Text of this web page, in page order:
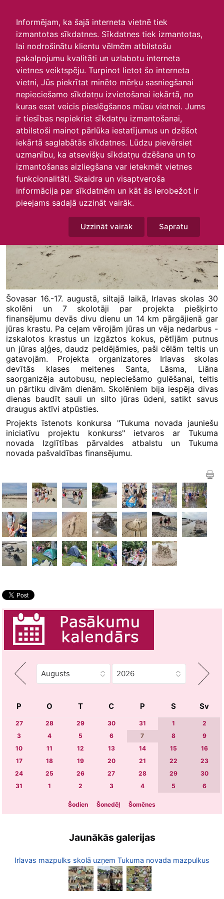
Informējam, ka šajā interneta vietnē tiek
izmantotas sīkdatnes. Sīkdatnes tiek izmantotas,
lai nodrošinātu klientu vēlmēm atbilstošu
pakalpojumu kvalitāti un uzlabotu interneta
vietnes veiktspēju. Turpinot lietot šo interneta
vietni, Jūs piekrītat minēto mērķu sasniegšanai
nepieciešamo sīkdatņu izvietošanai iekārtā, no
kuras esat veicis pieslēgšanos mūsu vietnei. Jums
ir tiesības nepiekrist sīkdatņu izmantošanai,
atbilstoši mainot pārlūka iestatījumus un dzēšot
iekārtā saglabātās sīkdatnes. Lūdzu pievērsiet
uzmanību, ka atsevišķu sīkdatņu dzēšana un to
izmantošanas aizliegšana var ietekmēt vietnes
funkcionalitāti. Skaidra un visaptveroša
informācija par sīkdatnēm un kāt ās ierobežot ir
pieejams sadaļā uzzināt vairāk.
Uzzināt vairāk Sapratu
Skats :
Aktuālie
Šodien Šonedēļ
Šomēnes
Arhīvs
Pārgājiens gar jūru 2022
16.08.2022 - 17.08.2022
Šovasar 16.-17. augustā, siltajā laikā, Irlavas skolas 30
skolēni un 7 skolotāji par projekta piešķirto
finansējumu devās divu dienu un 14 km pārgājienā gar
jūras krastu. Pa ceļam vērojām jūras un vēja nedarbus -
izskalotos krastus un izgāztos kokus, pētījām putnus
un jūras aļģes, daudz peldējāmies, paši cēlām teltis un
gatavojām. Projekta organizatores Irlavas skolas
devītās klases meitenes Santa, Lāsma, Liāna
saorganizēja autobusu, nepieciešamo gulēšanai, teltis
un pārtiku divām dienām. Skolēniem bija iespēja divas
dienas baudīt sauli un silto jūras ūdeni, satikt savus
draugus aktīvi atpūsties.
Projekts īstenots konkursa "Tukuma novada jauniešu
iniciatīvu projektu konkurss" ietvaros ar Tukuma
novada Izglītības pārvaldes atbalstu un Tukuma
novada pašvaldības finansējumu.
P O T C P S Sv
27 28 29 30 31 1
2
3
4 5 6 7 8
9
10
11 12 13 14 15
16
17
18 19 20 21 22
23
24
25 26 27 28 29
30
31
1 2 3 4 5 6
Šodien Šonedēļ Šomēnes
Jaunākās galerijas
Irlavas mazpulks skolā uzņem Tukuma novada mazpulkus